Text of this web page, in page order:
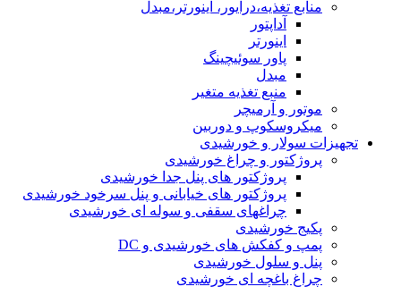
منابع تغذیه،درایور، اینورتر،مبدل
آداپتور
اینورتر
پاور سوئیچینگ
مبدل
منبع تغذیه متغیر
موتور و آرمیچر
میکروسکوپ و دوربین
تجهیزات سولار و خورشیدی
پروژکتور و چراغ خورشیدی
پروژکتور های پنل جدا خورشیدی
پروژکتور های خیابانی و پنل سرخود خورشیدی
چراغهای سقفی و سوله ای خورشیدی
پکیج خورشیدی
پمپ و کفکش های خورشیدی و DC
پنل و سلول خورشیدی
چراغ باغچه ای خورشیدی